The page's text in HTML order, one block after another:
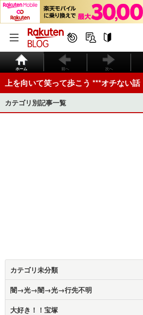
ホーム 前へ 次へ
上を向いて笑って歩こう ***オチない話
カテゴリ別記事一覧
カテゴリ未分類
闇→光→闇→光→行先不明
大好き！！宝塚